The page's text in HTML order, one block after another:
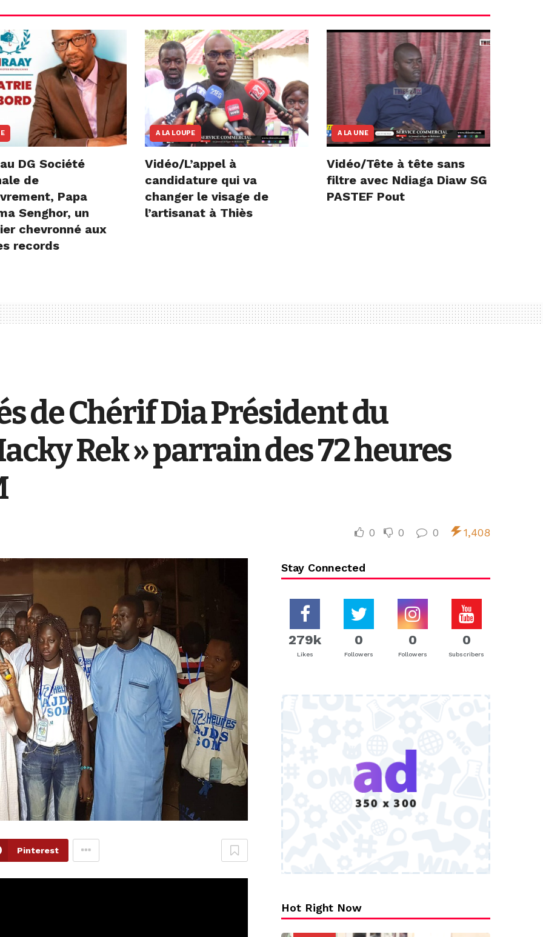
DG Société
de
Papa
Senghor, un
chevronné aux
records
A LA LOUPE
Vidéo/L’appel à
candidature qui va
changer le visage de
l’artisanat à Thiès
A LA UNE
Vidéo/Tête à tête sans
filtre avec Ndiaga Diaw SG
PASTEF Pout
de Chérif Dia Président du
Rek » parrain des 72 heures
0 0 0 1,408
Pinterest
Stay Connected
279k
Likes
0
Followers
0
Followers
0
Subscribers
Hot Right Now